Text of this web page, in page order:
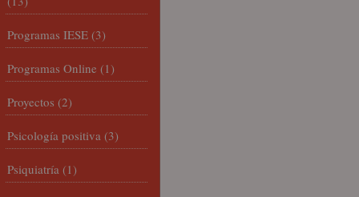
Programas IESE (3)
Programas Online (1)
Proyectos (2)
Psicología positiva (3)
Psiquiatría (1)